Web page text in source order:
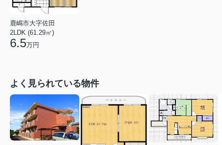
鹿嶋市大字佐田
2LDK (61.29㎡)
6.5万円
よく見られている物件